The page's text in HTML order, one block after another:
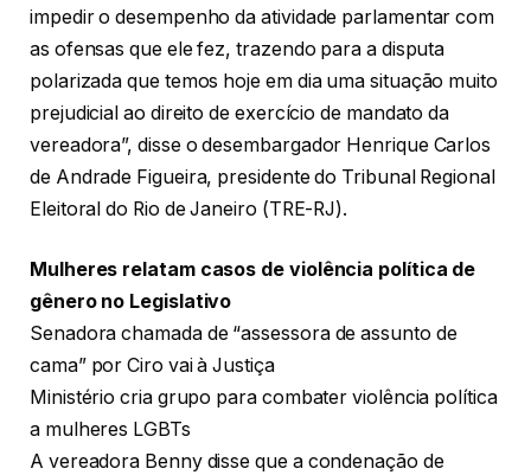
impedir o desempenho da atividade parlamentar com
as ofensas que ele fez, trazendo para a disputa
polarizada que temos hoje em dia uma situação muito
prejudicial ao direito de exercício de mandato da
vereadora”, disse o desembargador Henrique Carlos
de Andrade Figueira, presidente do Tribunal Regional
Eleitoral do Rio de Janeiro (TRE-RJ).
Mulheres relatam casos de violência política de
gênero no Legislativo
Senadora chamada de “assessora de assunto de
cama” por Ciro vai à Justiça
Ministério cria grupo para combater violência política
a mulheres LGBTs
A vereadora Benny disse que a condenação de